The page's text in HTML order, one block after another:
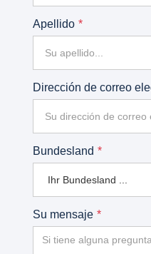
Apellido
Dirección de correo
Bundesland
Su mensaje